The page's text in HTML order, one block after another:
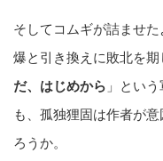
そしてコムギが詰ませ
爆と引き換えに敗北を期
だ、はじめから 」とい
も、孤独狸固は作者が
ろうか。